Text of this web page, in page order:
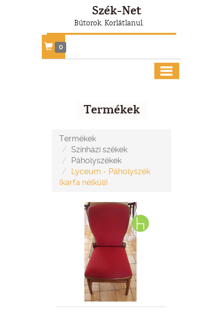
Szék-Net
Bútorok. Korlátlanul.
0
Termékek
Termékek
Színházi székek
Páholyszékek
Lyceum - Páholyszék
(karfa nélküli)